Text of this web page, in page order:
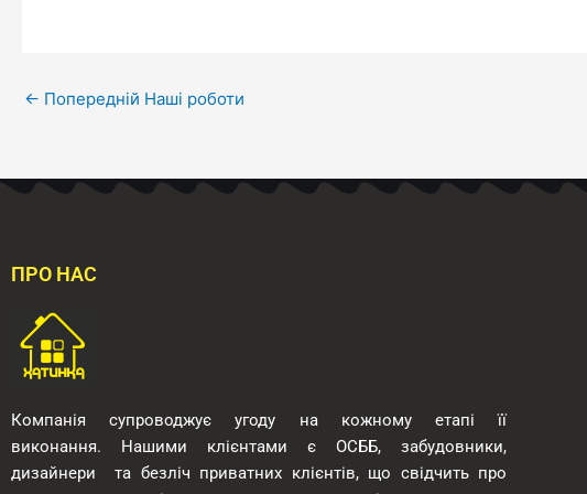
← Попередній Наші роботи
ПРО НАС
Компанія супроводжує угоду на кожному етапі її
виконання. Нашими клієнтами є ОСББ, забудовники,
дизайнери
та безліч приватних клієнтів, що свідчить про